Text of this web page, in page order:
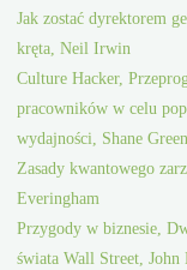
Jak zostać dyrektorem
kręta, Neil Irwin
Culture Hacker,
pracowników w celu
wydajności, Shane Green
Zasady kwantowego
Everingham
Przygody w biznesie,
świata Wall Street, John